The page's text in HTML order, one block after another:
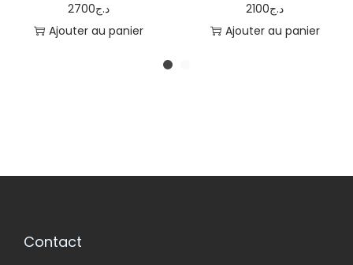
2700د.ج
Ajouter au panier
2100د.ج
Ajouter au panier
Contact